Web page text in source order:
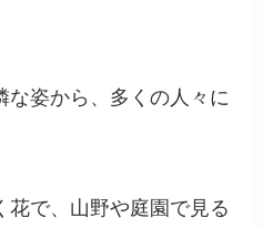
な姿から、多くの人々に
花で、山野や庭園で見る